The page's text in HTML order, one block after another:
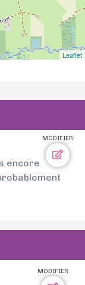
Leaflet
MODIFIER
encore
MODIFIER